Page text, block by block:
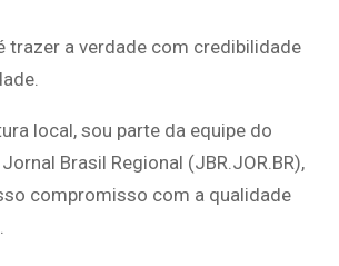
trazer a verdade com credibilidade
local, sou parte da equipe do
Brasil Regional (JBR.JOR.BR),
compromisso com a qualidade